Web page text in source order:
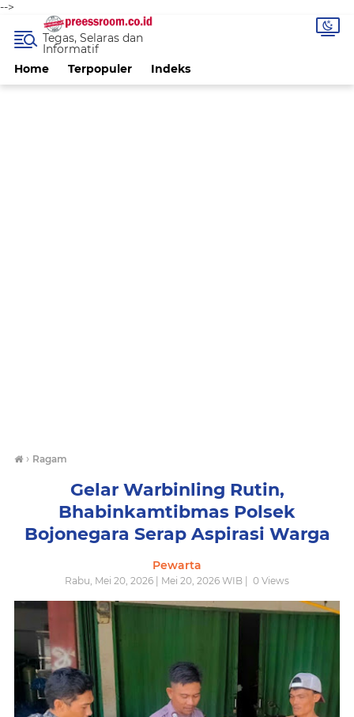
-->
Home Terpopuler Indeks
Tegas, Selaras dan
Informatif
› Ragam
Gelar Warbinling Rutin,
Bhabinkamtibmas Polsek
Bojonegara Serap Aspirasi Warga
Pewarta
Rabu, Mei 20, 2026 | Mei 20, 2026 WIB | 0 Views